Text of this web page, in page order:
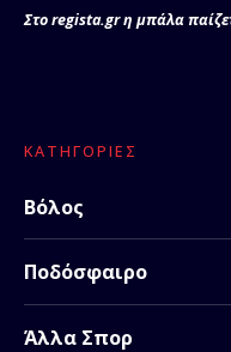
Στο regista.gr η μπάλα
ΚΑΤΗΓΟΡΊΕΣ
Βόλος
Ποδόσφαιρο
Άλλα Σπορ